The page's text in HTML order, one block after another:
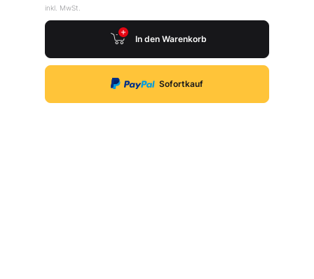
inkl. MwSt.
In den Warenkorb
Sofortkauf